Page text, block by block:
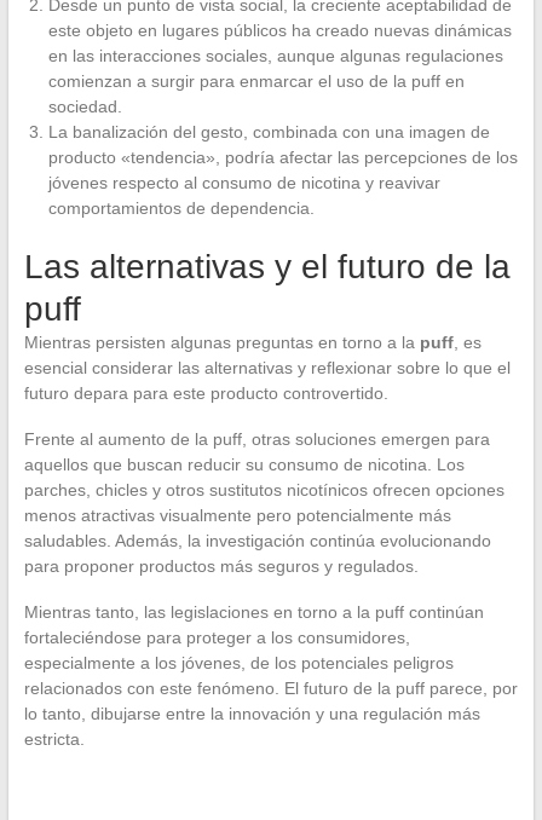
Desde un punto de vista social, la creciente aceptabilidad de
este objeto en lugares públicos ha creado nuevas dinámicas
en las interacciones sociales, aunque algunas regulaciones
comienzan a surgir para enmarcar el uso de la puff en
sociedad.
La banalización del gesto, combinada con una imagen de
producto «tendencia», podría afectar las percepciones de los
jóvenes respecto al consumo de nicotina y reavivar
comportamientos de dependencia.
Las alternativas y el futuro de la
puff
Mientras persisten algunas preguntas en torno a la puff, es
esencial considerar las alternativas y reflexionar sobre lo que el
futuro depara para este producto controvertido.
Frente al aumento de la puff, otras soluciones emergen para
aquellos que buscan reducir su consumo de nicotina. Los
parches, chicles y otros sustitutos nicotínicos ofrecen opciones
menos atractivas visualmente pero potencialmente más
saludables. Además, la investigación continúa evolucionando
para proponer productos más seguros y regulados.
Mientras tanto, las legislaciones en torno a la puff continúan
fortaleciéndose para proteger a los consumidores,
especialmente a los jóvenes, de los potenciales peligros
relacionados con este fenómeno. El futuro de la puff parece, por
lo tanto, dibujarse entre la innovación y una regulación más
estricta.